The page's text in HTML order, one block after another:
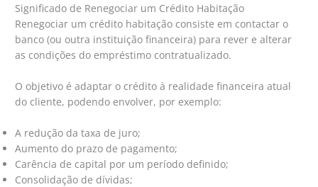
Significado de Renegociar um Crédito Habitação
Renegociar um crédito habitação consiste em contactar o
banco (ou outra instituição financeira) para rever e alterar
as condições do empréstimo contratualizado.
O objetivo é adaptar o crédito à realidade financeira atual
do cliente, podendo envolver, por exemplo:
A redução da taxa de juro;
Aumento do prazo de pagamento;
Carência de capital por um período definido;
Consolidação de dívidas;